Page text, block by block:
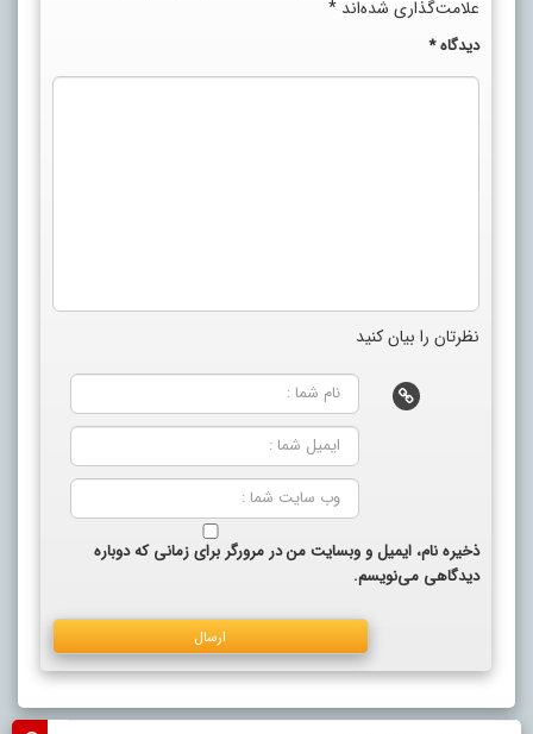
علامت‌گذاری شده‌اند *
دیدگاه*
نظرتان را بیان کنید
ذخیره نام، ایمیل و وبسایت من در مرورگر برای زمانی که دوباره
دیدگاهی می‌نویسم.